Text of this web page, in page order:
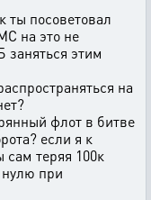
ты посоветовал
на это не
заняться этим
на
флот в битве
если я к
сам теряя 100к
нулю при